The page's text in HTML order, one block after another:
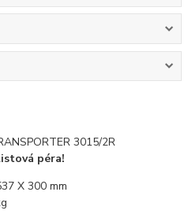
3015/2R
péra!
X 300 mm